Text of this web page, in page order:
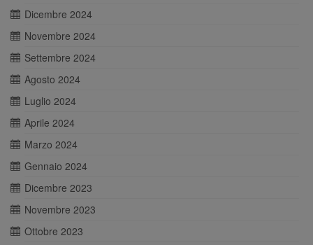
Dicembre 2024
Novembre 2024
Settembre 2024
Agosto 2024
Luglio 2024
Aprile 2024
Marzo 2024
Gennaio 2024
Dicembre 2023
Novembre 2023
Ottobre 2023